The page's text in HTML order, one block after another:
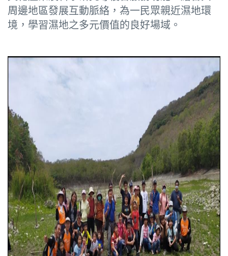
周邊地區發展互動脈絡，為一民眾親近濕地環
境，學習濕地之多元價值的良好場域。